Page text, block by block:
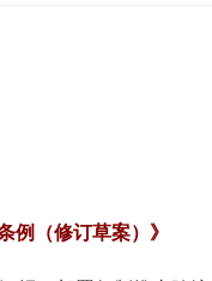
例（修订草案）》